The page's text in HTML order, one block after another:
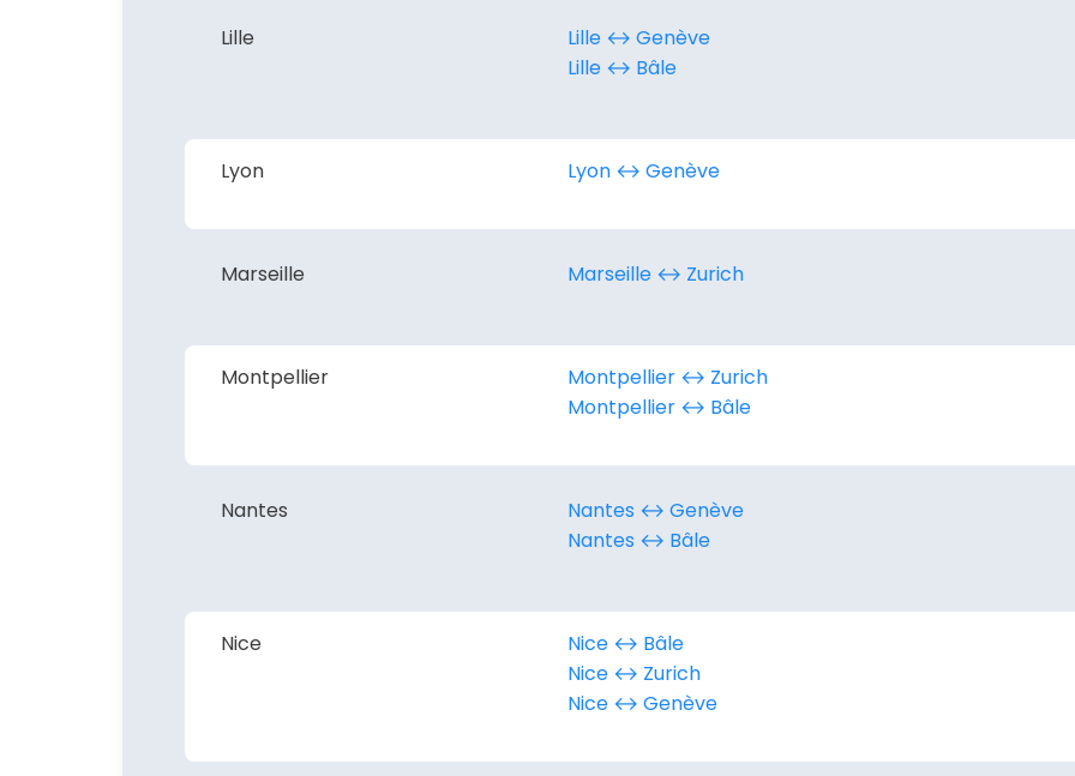
Lille Lille ↔︎ Genève
Lille ↔︎ Bâle
Lyon Lyon ↔︎ Genève
Marseille Marseille ↔︎ Zurich
Montpellier Montpellier ↔︎ Zurich
Montpellier ↔︎ Bâle
Nantes Nantes ↔︎ Genève
Nantes ↔︎ Bâle
Nice Nice ↔︎ Bâle
Nice ↔︎ Zurich
Nice ↔︎ Genève